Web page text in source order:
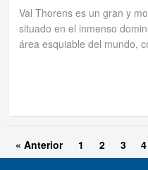
Val Thorens es un gran y
situado en el inmenso
área esquiable del mundo,
« Anterior 1 2 3 4